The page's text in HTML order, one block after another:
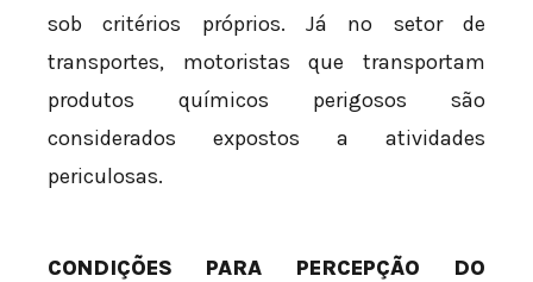
sob critérios próprios. Já no setor de
transportes, motoristas que transportam
produtos químicos perigosos são
considerados expostos a atividades
periculosas.
CONDIÇÕES PARA PERCEPÇÃO DO